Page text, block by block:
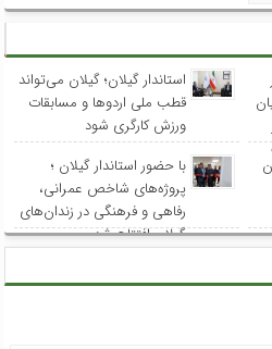
استاندار گیلان؛ گیلان می‌تواند
قطب ملی اردوها و مسابقات
ورزش کارگری شود
با حضور استاندار گیلان ؛
پروژه‌های شاخص عمرانی،
رفاهی و فرهنگی در زندان‌های
گیلان افتتاح شد